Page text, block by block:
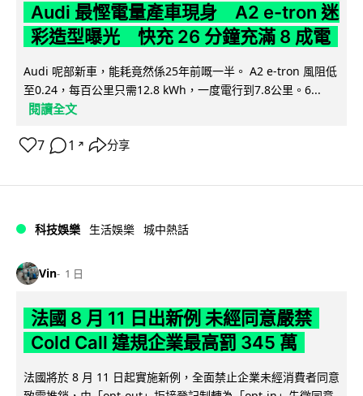
Audi 最慳電量產車現身 A2 e-tron 迷
彩造型曝光 快充 26 分鐘充滿 8 成電
Audi 呢部新車，能耗竟然係25年前嘅一半。 A2 e-tron 風阻低
至0.24，每百公里只需12.8 kWh，一度電行到7.8公里。6...
閱讀全文
7 1 ↗ 分享
科技娛樂 生活娛樂 城中熱話
Vin 1 日
法國 8 月 11 日出新例 未經同意嚴禁
Cold Call 違規企業最高罰 345 萬
法國將於 8 月 11 日起實施新例，全面禁止企業未經消費者同意